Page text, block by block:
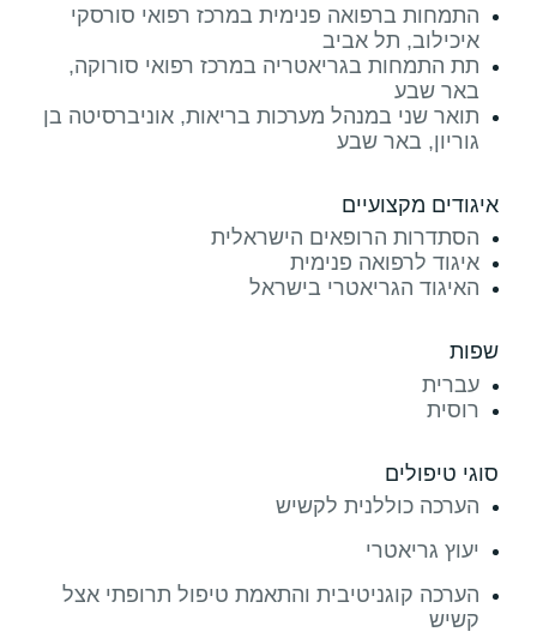
התמחות ברפואה פנימית במרכז רפואי סורסקי
איכילוב, תל אביב
תת התמחות בגריאטריה במרכז רפואי סורוקה,
באר שבע
תואר שני במנהל מערכות בריאות, אוניברסיטה בן
גוריון, באר שבע
איגודים מקצועיים
הסתדרות הרופאים הישראלית
איגוד לרפואה פנימית
האיגוד הגריאטרי בישראל
שפות
עברית
רוסית
סוגי טיפולים
הערכה כוללנית לקשיש
יעוץ גריאטרי
הערכה קוגניטיבית והתאמת טיפול תרופתי אצל
קשיש